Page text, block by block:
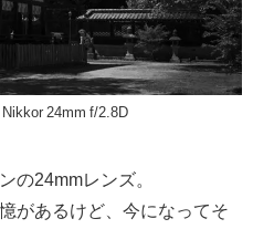
24mm f/2.8D
の24mmレンズ。
があるけど、今になってそ